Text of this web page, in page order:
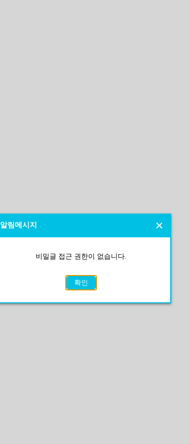
알림메시지
비밀글 접근 권한이 없습니다.
확인